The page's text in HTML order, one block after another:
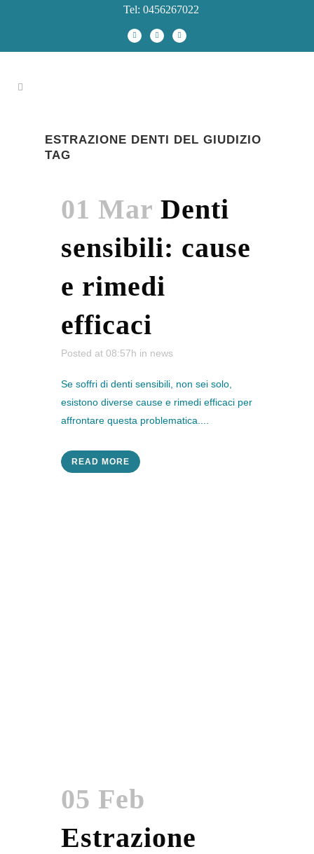
Tel: 0456267022
ESTRAZIONE DENTI DEL GIUDIZIO
TAG
01 Mar Denti
sensibili: cause
e rimedi
efficaci
Posted at 08:57h in news
Se soffri di denti sensibili, non sei solo,
esistono diverse cause e rimedi efficaci per
affrontare questa problematica....
READ MORE
05 Feb
Estrazione